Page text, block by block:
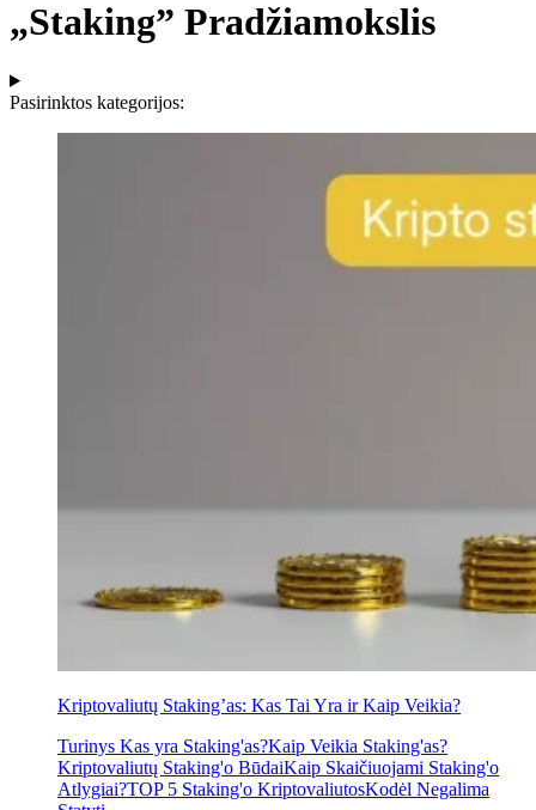
„Staking” Pradžiamokslis
Pasirinktos kategorijos:
Kriptovaliutų Staking’as: Kas Tai Yra ir Kaip Veikia?
Turinys Kas yra Staking'as?Kaip Veikia Staking'as?
Kriptovaliutų Staking'o BūdaiKaip Skaičiuojami Staking'o
Atlygiai?TOP 5 Staking'o KriptovaliutosKodėl Negalima